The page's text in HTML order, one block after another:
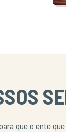
que o ente